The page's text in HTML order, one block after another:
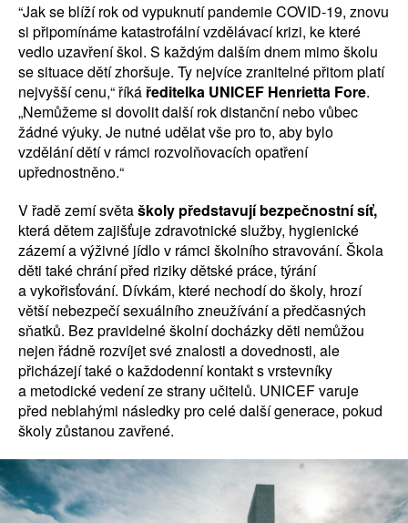
“Jak se blíží rok od vypuknutí pandemie COVID-19, znovu
si připomínáme katastrofální vzdělávací krizi, ke které
vedlo uzavření škol. S každým dalším dnem mimo školu
se situace dětí zhoršuje. Ty nejvíce zranitelné přitom platí
nejvyšší cenu,“ říkáředitelka UNICEF Henrietta Fore.
„Nemůžeme si dovolit další rok distanční nebo vůbec
žádné výuky. Je nutné udělat vše pro to, aby bylo
vzdělání dětí v rámci rozvolňovacích opatření
upřednostněno.“
V řadě zemí světaškoly představují bezpečnostní síť,
která dětem zajišťuje zdravotnické služby, hygienické
zázemí a výživné jídlo v rámci školního stravování. Škola
děti také chrání před riziky dětské práce, týrání
a vykořisťování. Dívkám, které nechodí do školy, hrozí
větší nebezpečí sexuálního zneužívání a předčasných
sňatků. Bez pravidelné školní docházky děti nemůžou
nejen řádně rozvíjet své znalosti a dovednosti, ale
přicházejí také o každodenní kontakt s vrstevníky
a metodické vedení ze strany učitelů. UNICEF varuje
před neblahými následky pro celé další generace, pokud
školy zůstanou zavřené.